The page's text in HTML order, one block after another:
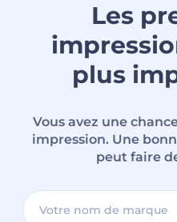
Les
plus
Vous avez une
impression. Une
peut faire